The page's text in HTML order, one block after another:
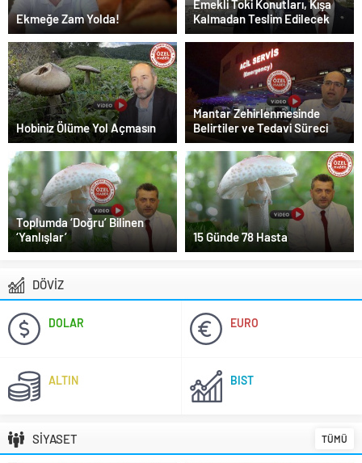
Ekmeğe Zam Yolda!
Emekli Toki Konutları, Kışa
Kalmadan Teslim Edilecek
Hobiniz Ölüme Yol Açmasın
Mantar Zehirlenmesinde
Belirtiler ve Tedavi Süreci
Toplumda ‘Doğru’ Bilinen
‘Yanlışlar’
15 Günde 78 Hasta
DÖVİZ
DOLAR EURO
ALTIN BIST
SİYASET TÜMÜ